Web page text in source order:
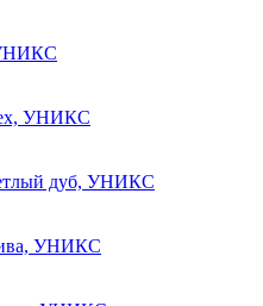
УНИКС
УНИКС
дуб, УНИКС
УНИКС